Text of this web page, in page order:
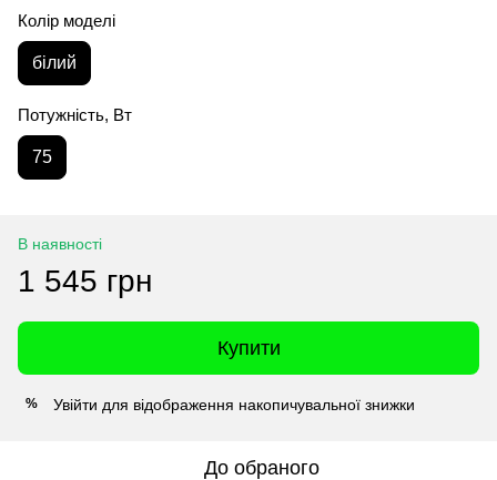
Колір моделі
білий
Потужність, Вт
75
В наявності
1 545 грн
Купити
% Увійти для відображення накопичувальної знижки
До обраного